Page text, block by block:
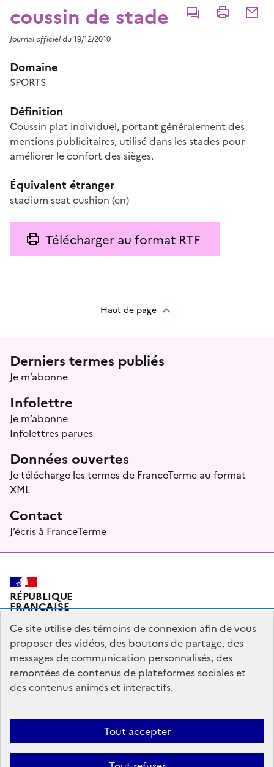
coussin de stade CommenterImprimer
Journal officieldu 19/12/2010
Domaine
SPORTS
Définition
Coussin plat individuel, portant généralement des
mentions publicitaires, utilisé dans les stades pour
améliorer le confort des sièges.
Équivalent étranger
stadium seat cushion (en)
Télécharger au format RTF
Haut de page
Menu prefooter
Derniers termes publiés
Je m’abonne
Infolettre
Je m’abonne
Infolettres parues
Données ouvertes
Je télécharge les termes de FranceTerme au format
XML
Contact
J’écris à FranceTerme
RÉPUBLIQUE
FRANÇAISE
Plan du site Mentions légales Qui sommes-nous ?
Partagez votre expérience pour améliorer les services
Accessibilité : partiellement conforme
gouvernement.fr
Ce site utilise des témoins de connexion afin de vous
proposer des vidéos, des boutons de partage, des
messages de communication personnalisés, des
remontées de contenus de plateformes sociales et
des contenus animés et interactifs.
Tout accepter